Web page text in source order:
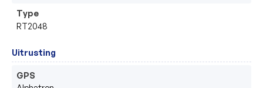
Type
RT2048
Uitrusting
GPS